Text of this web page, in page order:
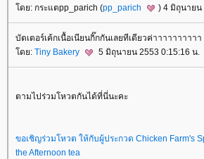
ดย: กระแตpp_parich (pp_parich ) 4 มิถุนายน
บัตเตอร์เค้กเนื้อเนียนกิ๊กกันเลยทีเดียวค่าาาาาาาาาา
ดย: Tiny Bakery 5 มิถุนายน 2553 0:15:16 น.
ตามไปร่วมโหวตกันได้ที่นี่นะคะ
ขอเชิญร่วมโหวต ให้กับผู้ประกวด Chicken Farm's
the Afternoon tea